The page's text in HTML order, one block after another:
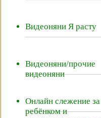
Видеоняни Я расту
Видеоняни/прочие
видеоняни
Онлайн слежение за
ребёнком и